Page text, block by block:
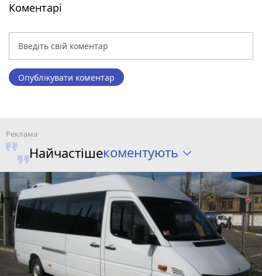
Коментарі
Опублікувати коментар
Найчастішекоментують